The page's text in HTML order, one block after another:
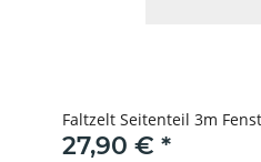
Faltzelt Seitenteil 3m
27,90 € *